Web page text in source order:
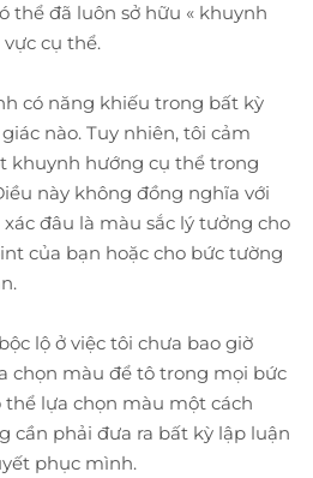
thể đã luôn sở hữu « khuynh
cụ thể.
có năng khiếu trong bất kỳ
nào. Tuy nhiên, tôi cảm
khuynh hướng cụ thể trong
này không đồng nghĩa với
đâu là màu sắc lý tưởng cho
của bạn hoặc cho bức tường
lộ ở việc tôi chưa bao giờ
chọn màu để tô trong mọi bức
thể lựa chọn màu một cách
cần phải đưa ra bất kỳ lập luận
phục mình.